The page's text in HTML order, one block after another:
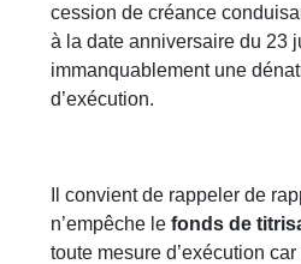
cession de créance
à la date anniversaire du 23
immanquablement une
d’exécution.
Il convient de rappeler de
n’empêche lefonds de
toute mesure d’exécution